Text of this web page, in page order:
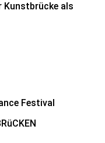
Kunstbrücke als
Festival